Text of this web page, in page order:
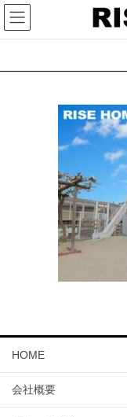
HOME
会社概要